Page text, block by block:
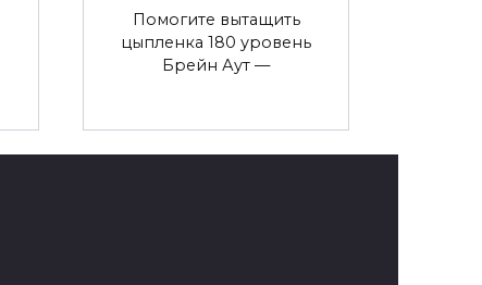
Помогите вытащить
цыпленка 180 уровень
Брейн Аут —